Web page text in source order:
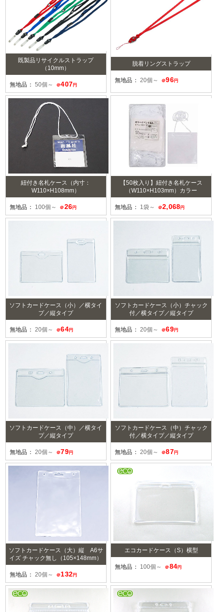
既製品リサイクルストラップ
（10mm）
無地品： 50個～ ＠407 円
脱着リングストラップ
無地品： 20個～ ＠96円
紐付き名札ケース（内寸：
W110×H108mm）
無地品： 100個～ ＠ 26円
【50枚入り】紐付き名札ケース
（W110×H103mm）カラー
無地品： 1袋～ ＠2,068円
ソフトカードケース（小）／横タイ
プ／縦タイプ
無地品： 20個～ ＠64円
ソフトカードケース（小）チャック
付／横タイプ／縦タイプ
無地品： 20個～ ＠69円
ソフトカードケース（中）／横タイ
プ／縦タイプ
無地品： 20個～ ＠79円
ソフトカードケース（中）チャック
付／横タイプ／縦タイプ
無地品： 20個～ ＠87 円
ソフトカードケース（大）縦 A6サ
イズ チャック無し（105×148mm）
無地品： 20個～ ＠ 132円
エコカードケース（S）横型
無地品： 100個～ ＠ 84円